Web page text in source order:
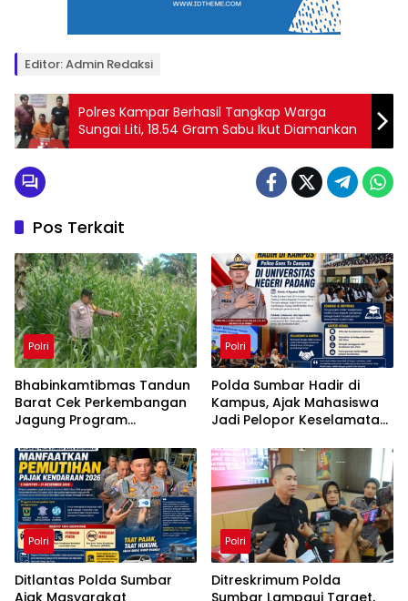
Editor: Admin Redaksi
Polres Kampar Berhasil Tangkap Warga
Sungai Liti, 18.54 Gram Sabu Ikut Diamankan
Pos Terkait
Polri
Bhabinkamtibmas Tandun
Barat Cek Perkembangan
Jagung Program
Polri
Polda Sumbar Hadir di
Kampus, Ajak Mahasiswa
Jadi Pelopor Keselamatan
Polri
Ditlantas Polda Sumbar
Ajak Masyarakat
Polri
Ditreskrimum Polda
Sumbar Lampaui Target,